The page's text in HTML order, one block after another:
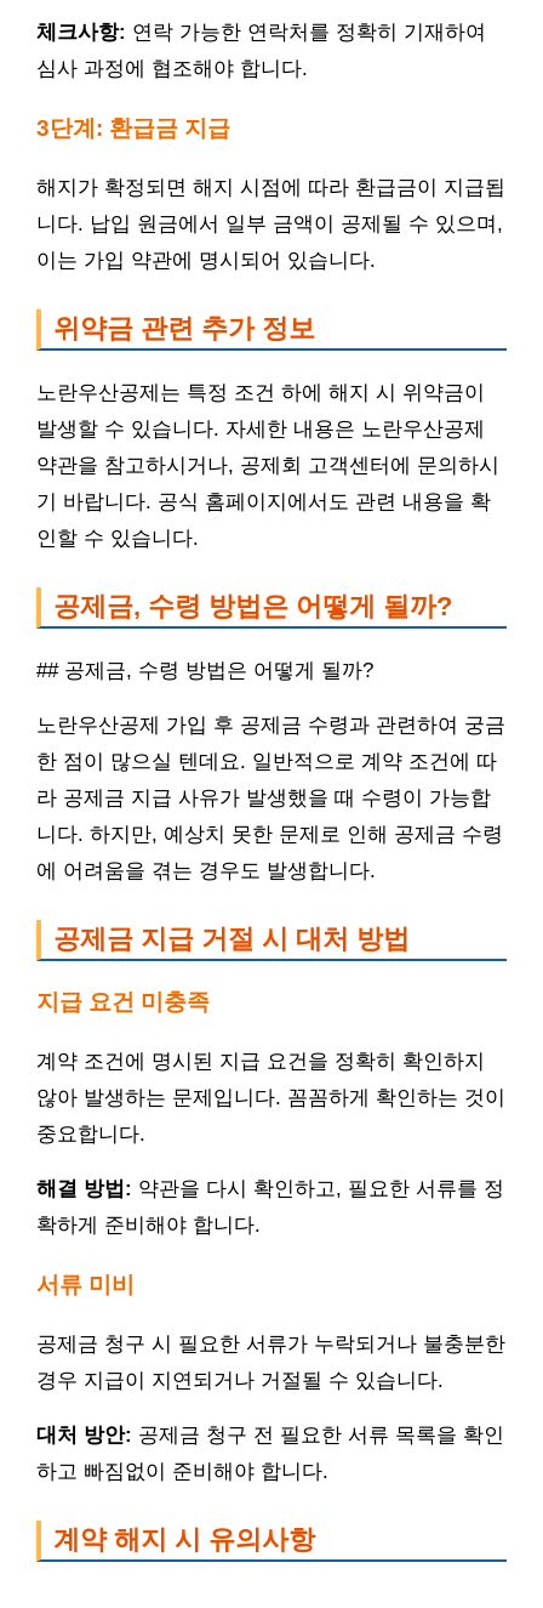
체크사항: 연락 가능한 연락처를 정확히 기재하여
심사 과정에 협조해야 합니다.
3단계: 환급금 지급
해지가 확정되면 해지 시점에 따라 환급금이 지급됩
니다. 납입 원금에서 일부 금액이 공제될 수 있으며,
이는 가입 약관에 명시되어 있습니다.
위약금 관련 추가 정보
노란우산공제는 특정 조건 하에 해지 시 위약금이
발생할 수 있습니다. 자세한 내용은 노란우산공제
약관을 참고하시거나, 공제회 고객센터에 문의하시
기 바랍니다. 공식 홈페이지에서도 관련 내용을 확
인할 수 있습니다.
공제금, 수령 방법은 어떻게 될까?
## 공제금, 수령 방법은 어떻게 될까?
노란우산공제 가입 후 공제금 수령과 관련하여 궁금
한 점이 많으실 텐데요. 일반적으로 계약 조건에 따
라 공제금 지급 사유가 발생했을 때 수령이 가능합
니다. 하지만, 예상치 못한 문제로 인해 공제금 수령
에 어려움을 겪는 경우도 발생합니다.
공제금 지급 거절 시 대처 방법
지급 요건 미충족
계약 조건에 명시된 지급 요건을 정확히 확인하지
않아 발생하는 문제입니다. 꼼꼼하게 확인하는 것이
중요합니다.
해결 방법: 약관을 다시 확인하고, 필요한 서류를 정
확하게 준비해야 합니다.
서류 미비
공제금 청구 시 필요한 서류가 누락되거나 불충분한
경우 지급이 지연되거나 거절될 수 있습니다.
대처 방안: 공제금 청구 전 필요한 서류 목록을 확인
하고 빠짐없이 준비해야 합니다.
계약 해지 시 유의사항